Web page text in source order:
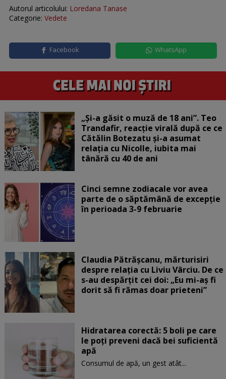
Autorul articolului: Loredana Tanase
Categorie: Vedete
Facebook WhatsApp
„Și-a găsit o muză de 18 ani”. Teo
Trandafir, reacție virală după ce ce
Cătălin Botezatu și-a asumat
relația cu Nicolle, iubita mai
tânără cu 40 de ani
Cinci semne zodiacale vor avea
parte de o săptămână de excepție
în perioada 3-9 februarie
Claudia Pătrășcanu, mărturisiri
despre relația cu Liviu Vârciu. De ce
s-au despărțit cei doi: „Eu mi-aș fi
dorit să fi rămas doar prieteni”
Hidratarea corectă: 5 boli pe care
le poți preveni dacă bei suficientă
apă
Consumul de apă, un gest atât...